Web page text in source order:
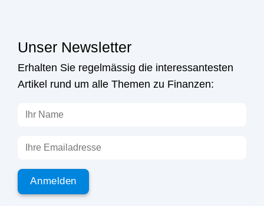
Unser Newsletter
Erhalten Sie regelmässig die interessantesten
Artikel rund um alle Themen zu Finanzen: